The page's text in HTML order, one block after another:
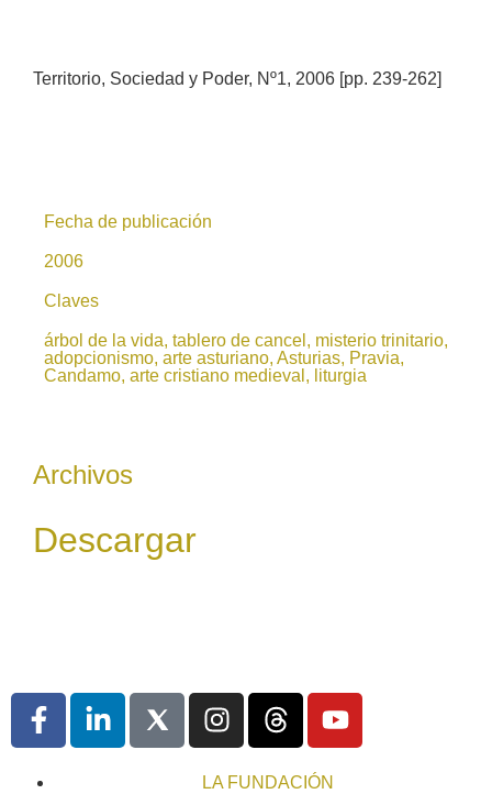
Territorio, Sociedad y Poder, Nº1, 2006 [pp. 239-262]
Fecha de publicación
2006
Claves
árbol de la vida, tablero de cancel, misterio trinitario,
adopcionismo, arte asturiano, Asturias, Pravia,
Candamo, arte cristiano medieval, liturgia
Archivos
Descargar
LA FUNDACIÓN